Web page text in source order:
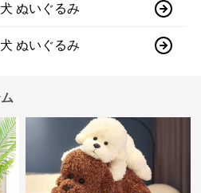
ぬいぐるみ
ぬいぐるみ